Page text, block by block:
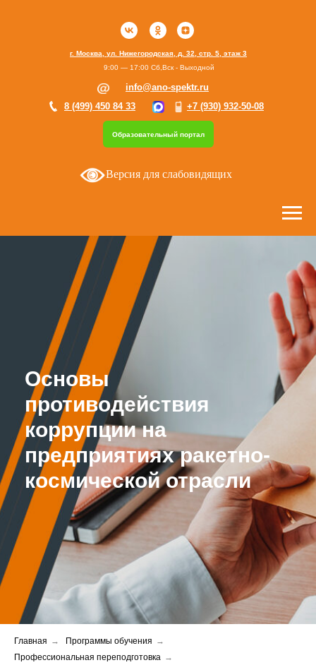
Образовательный портал
г. Москва, ул. Нижегородская, д. 32, стр. 5, этаж 3
+7 (930) 932-50-08
8 (499) 450 84 33
info@ano-spektr.ru
9:00 — 17:00 Сб,Вск - Выходной
Версия для слабовидящих
Основы
противодействия
коррупции на
предприятиях ракетно-
космической отрасли
Главная → Программы обучения →
Профессиональная переподготовка →